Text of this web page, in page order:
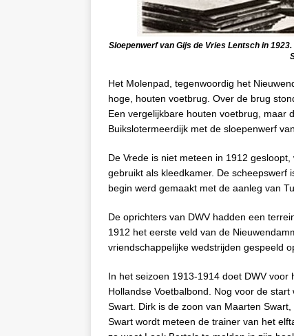
Sloepenwerf van Gijs de Vries Lentsch in
Het Molenpad, tegenwoordig het
hoge, houten voetbrug. Over de brug
Een vergelijkbare houten voetbrug, maar
Buikslotermeerdijk met de sloepenwerf
De Vrede is niet meteen in 1912
gebruikt als kleedkamer. De scheepswerf
begin werd gemaakt met de aanleg van
De oprichters van DWV hadden een
1912 het eerste veld van de
vriendschappelijke wedstrijden gespeeld
In het seizoen 1913-1914 doet DWV
Hollandse Voetbalbond. Nog voor de
Swart. Dirk is de zoon van Maarten
Swart wordt meteen de trainer van het